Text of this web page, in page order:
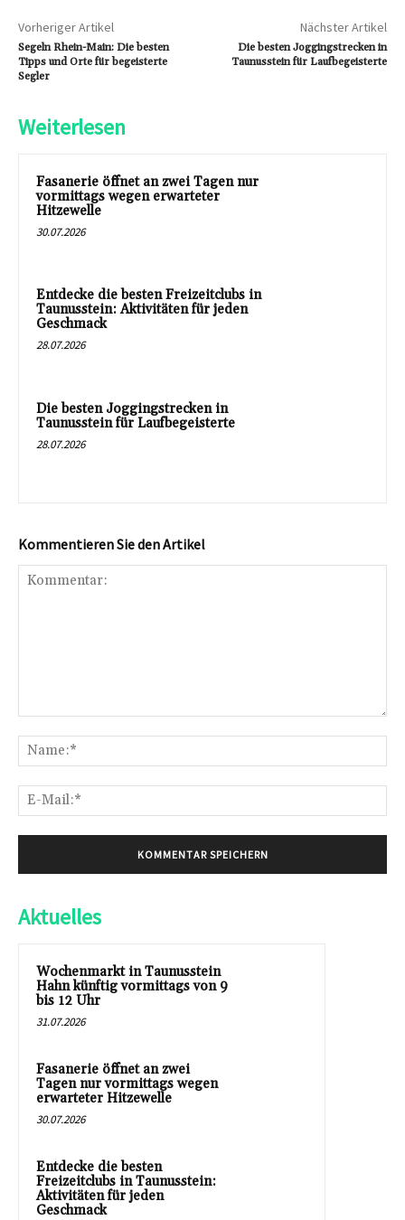
Vorheriger Artikel
Segeln Rhein-Main: Die besten
Tipps und Orte für begeisterte
Segler
Nächster Artikel
Die besten Joggingstrecken in
Taunusstein für Laufbegeisterte
Weiterlesen
Fasanerie öffnet an zwei Tagen nur
vormittags wegen erwarteter
Hitzewelle
30.07.2026
Entdecke die besten Freizeitclubs in
Taunusstein: Aktivitäten für jeden
Geschmack
28.07.2026
Die besten Joggingstrecken in
Taunusstein für Laufbegeisterte
28.07.2026
Kommentieren Sie den Artikel
Aktuelles
Wochenmarkt in Taunusstein
Hahn künftig vormittags von 9
bis 12 Uhr
31.07.2026
Fasanerie öffnet an zwei
Tagen nur vormittags wegen
erwarteter Hitzewelle
30.07.2026
Entdecke die besten
Freizeitclubs in Taunusstein:
Aktivitäten für jeden
Geschmack